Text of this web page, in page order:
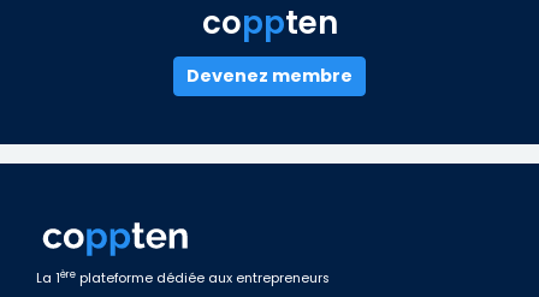
coppten
Devenez membre
La 1ère plateforme dédiée aux entrepreneurs